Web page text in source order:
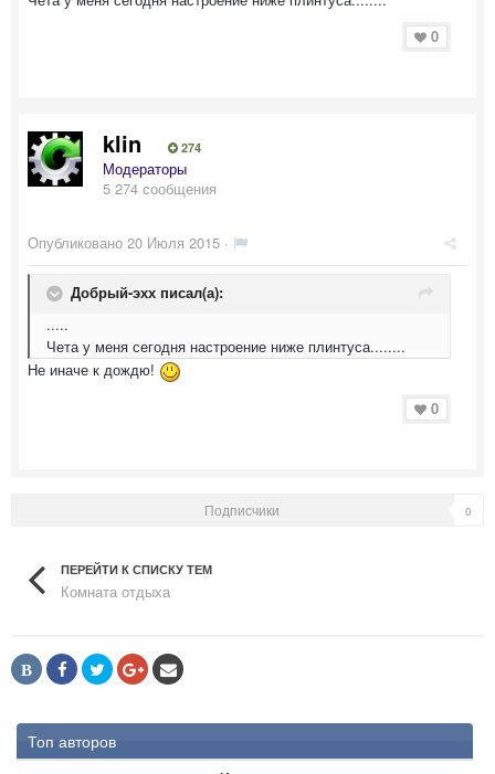
0
klin 274
Модераторы
5 274 сообщения
Опубликовано 20 Июля 2015 ·
Добрый-эхх писал(а):
.....
Чета у меня сегодня настроение ниже плинтуса........
Не иначе к дождю!
0
Подписчики 0
ПЕРЕЙТИ К СПИСКУ ТЕМ
Комната отдыха
В
Топ авторов